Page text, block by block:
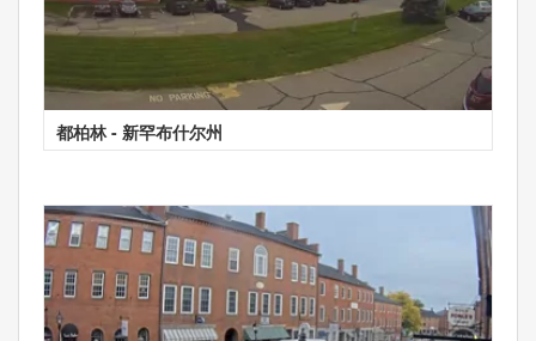
都柏林 - 新罕布什尔州